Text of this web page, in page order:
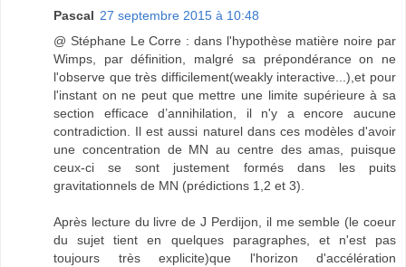
Pascal 27 septembre 2015 à 10:48
@ Stéphane Le Corre : dans l'hypothèse matière noire par
Wimps, par définition, malgré sa prépondérance on ne
l'observe que très difficilement(weakly interactive...),et pour
l'instant on ne peut que mettre une limite supérieure à sa
section efficace d’annihilation, il n'y a encore aucune
contradiction. Il est aussi naturel dans ces modèles d'avoir
une concentration de MN au centre des amas, puisque
ceux-ci se sont justement formés dans les puits
gravitationnels de MN (prédictions 1,2 et 3).
Après lecture du livre de J Perdijon, il me semble (le coeur
du sujet tient en quelques paragraphes, et n'est pas
toujours très explicite)que l'horizon d'accélération